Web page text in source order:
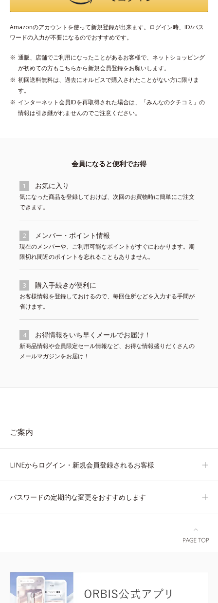
Amazonのアカウントを使って新規登録が出来ます。ログイン時、ID/パス
ワードの入力が不要になるのでおすすめです。
通販、店舗でご利用になったことがあるお客様で、ネットショッピング
が初めての方もこちらから新規会員登録をお願いします。
初回送料無料は、過去にオルビスで購入されたことがない方に限りま
す。
インターネット会員IDを再取得された場合は、「みんなのクチコミ」の
情報は引き継がれませんのでご注意ください。
会員になると便利でお得
1 お気に入り
気になった商品を登録しておけば、次回のお買物時に簡単にご注文
できます。
2 メンバー・ポイント情報
現在のメンバーや、ご利用可能なポイントがすぐにわかります。期
限切れ間近のポイントを忘れることもありません。
3 購入手続きが便利に
お客様情報を登録しておけるので、毎回住所などを入力する手間が
省けます。
4 お得情報をいち早くメールでお届け！
新商品情報や会員限定セール情報など、お得な情報盛りだくさんの
メールマガジンをお届け！
ご案内
LINEからログイン・新規会員登録されるお客様
パスワードの定期的な変更をおすすめします